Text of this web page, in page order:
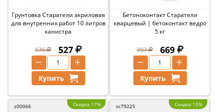
Грунтовка Старатели акриловая
для внутренних работ 10 литров
канистра
575 527
+
−
Купить
Бетоноконтакт Старатели
кварцевый | бетоконтакт ведро
5 кг
797 669
+
−
Купить
s00066 Скидка 17% sc79225 Скидка 15%